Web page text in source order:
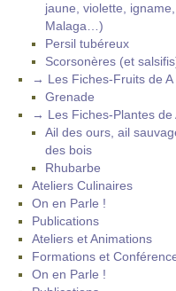
jaune, violette,
Malaga…)
Persil tubéreux
Scorsonères (et
→ Les Fiches-Fruits de A
Grenade
→ Les Fiches-Plantes de
Ail des ours, ail
des bois
Rhubarbe
Ateliers Culinaires
On en Parle !
Publications
Ateliers et Animations
Formations et
On en Parle !